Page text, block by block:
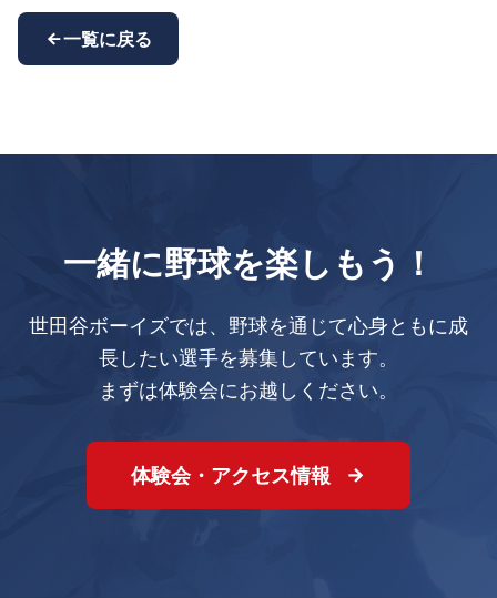
一覧に戻る
一緒に野球を楽しもう！
世田谷ボーイズでは、野球を通じて心身ともに成
長したい選手を募集しています。
まずは体験会にお越しください。
体験会・アクセス情報